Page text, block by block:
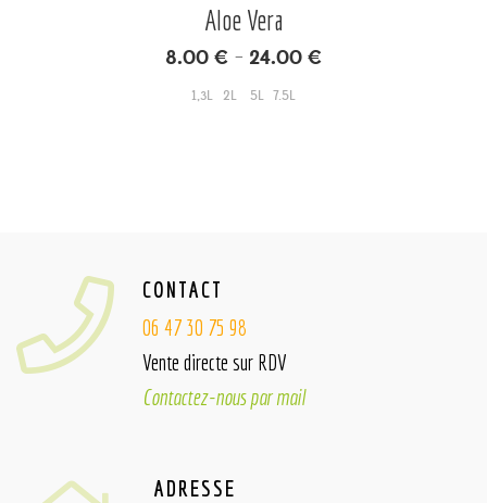
Aloe Vera
8.00 € – 24.00 €
1,3L 2L 5L 7.5L
CONTACT
06 47 30 75 98
Vente directe sur RDV
Contactez-nous par mail
ADRESSE